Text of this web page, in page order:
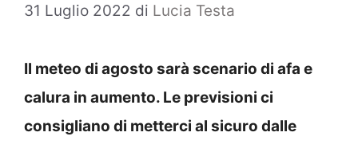
31 Luglio 2022 di Lucia Testa
Il meteo di agosto sarà scenario di afa e
calura in aumento. Le previsioni ci
consigliano di metterci al sicuro dalle